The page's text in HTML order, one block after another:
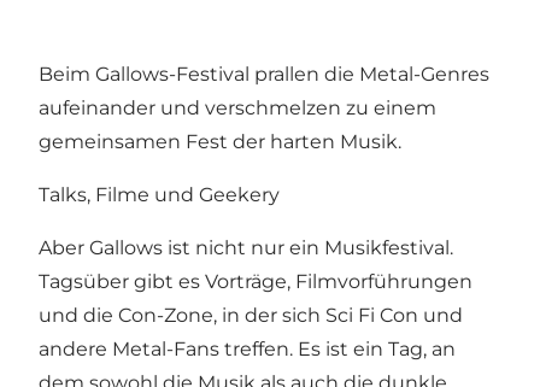
Beim Gallows-Festival prallen die Metal-Genres
aufeinander und verschmelzen zu einem
gemeinsamen Fest der harten Musik.
Talks, Filme und Geekery
Aber Gallows ist nicht nur ein Musikfestival.
Tagsüber gibt es Vorträge, Filmvorführungen
und die Con-Zone, in der sich Sci Fi Con und
andere Metal-Fans treffen. Es ist ein Tag, an